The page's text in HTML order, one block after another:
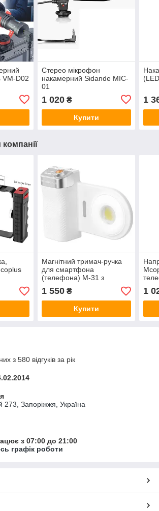
VM-D02
Cтерео мікрофон
накамерний Sidande MIC-
01
1 020₴
Купити
1
компанії
Магнітний тримач-ручка
для смартфона
(телефона) M-31 з
функцією спалаху та
постійного світла
1 550₴
Купити
1
з 580 відгуків за рік
273, Запоріжжя, Україна
з 07:00 до 21:00
графік роботи